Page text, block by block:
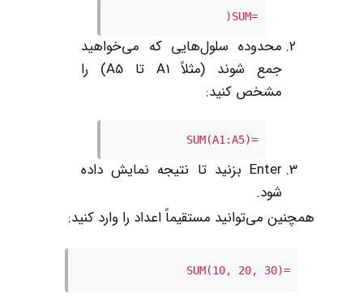
=SUM(
محدوده سلول‌هایی که می‌خواهید
جمع شوند (مثلاً A1 تا A5) را
مشخص کنید:
=SUM(A1:A5)
Enter بزنید تا نتیجه نمایش داده
شود.
همچنین می‌توانید مستقیماً اعداد را وارد کنید:
=SUM(10, 20, 30)